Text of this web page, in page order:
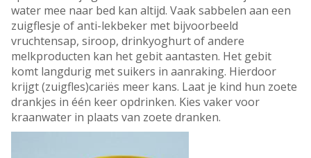
water mee naar bed kan altijd. Vaak sabbelen aan een
zuigflesje of anti-lekbeker met bijvoorbeeld
vruchtensap, siroop, drinkyoghurt of andere
melkproducten kan het gebit aantasten. Het gebit
komt langdurig met suikers in aanraking. Hierdoor
krijgt (zuigfles)cariës meer kans. Laat je kind hun zoete
drankjes in één keer opdrinken. Kies vaker voor
kraanwater in plaats van zoete dranken.